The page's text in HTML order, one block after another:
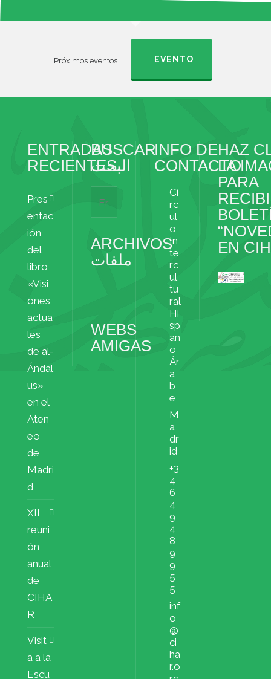
r
Próximos eventos EVENTO
ENTRADAS
RECIENTES
Pres
entac
ión
del
libro
«Visi
ones
actua
les
de al-
Ándal
us»
en el
Aten
eo
de
Madri
d
XII
reuni
ón
anual
de
CIHA
R
Visit
a a la
Escu
BUSCAR
البحث
ARCHIVOS
ملفات
WEBS
AMIGAS
INFO DE
CONTACTO
Cí
rc
ul
o
In
te
rc
ul
tu
ral
Hi
sp
an
o
Ár
a
b
e
M
a
dr
id
+3
4
6
4
9
4
8
9
9
5
5
inf
o
@
ci
ha
r.o
HAZ
LA
PARA
EN